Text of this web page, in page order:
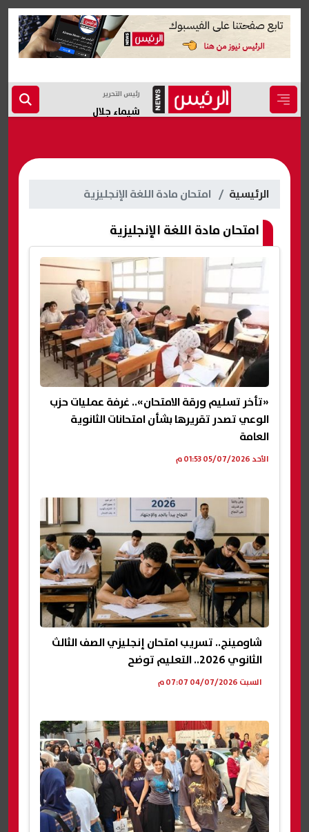
رئيس التحرير
شيماء جلال
الرئيسية امتحان مادة اللغة الإنجليزية
امتحان مادة اللغة الإنجليزية
«تأخر تسليم ورقة الامتحان».. غرفة عمليات حزب
الوعي تصدر تقريرها بشأن امتحانات الثانوية
العامة
الأحد 05/07/2026 01:53 م
شاومينج.. تسريب امتحان إنجليزي الصف الثالث
الثانوي 2026.. التعليم توضح
السبت 04/07/2026 07:07 م